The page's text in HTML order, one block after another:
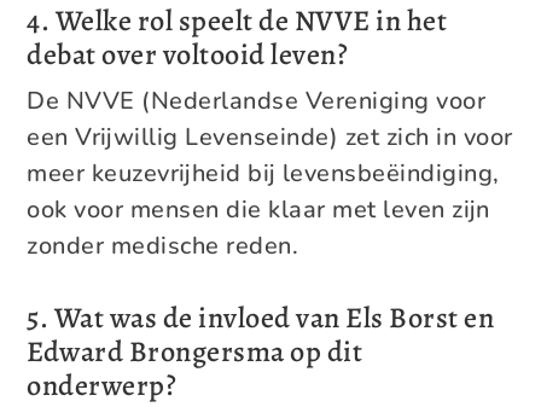
4. Welke rol speelt de NVVE in het
debat over voltooid leven?
De NVVE (Nederlandse Vereniging voor
een Vrijwillig Levenseinde) zet zich in voor
meer keuzevrijheid bij levensbeëindiging,
ook voor mensen die klaar met leven zijn
zonder medische reden.
5. Wat was de invloed van Els Borst en
Edward Brongersma op dit
onderwerp?